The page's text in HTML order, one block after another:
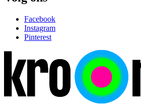
Facebook
Instagram
Pinterest